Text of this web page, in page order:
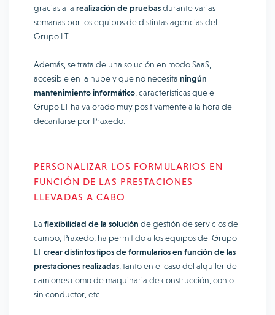
gracias a la realización de pruebasdurante varias
semanas por los equipos de distintas agencias del
Grupo LT.
Además, se trata de una solución en modo SaaS,
accesible en la nube y que no necesita ningún
mantenimiento informático, características que el
Grupo LT ha valorado muy positivamente a la hora de
decantarse por Praxedo.
PERSONALIZAR LOS FORMULARIOS EN
FUNCIÓN DE LAS PRESTACIONES
LLEVADAS A CABO
La flexibilidad de la solución de gestión de servicios de
campo, Praxedo, ha permitido a los equipos del Grupo
LTcrear distintos tipos de formularios en función de las
prestaciones realizadas, tanto en el caso del alquiler de
camiones como de maquinaria de construcción, con o
sin conductor, etc.